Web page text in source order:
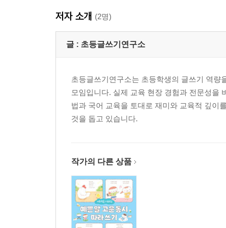
저자 소개 (2명)
글 : 초등글쓰기연구소
초등글쓰기연구소는 초등학생의 글쓰기 역
모임입니다. 실제 교육 현장 경험과 전문성을
법과 국어 교육을 토대로 재미와 교육적 깊이
것을 돕고 있습니다.
작가의 다른 상품